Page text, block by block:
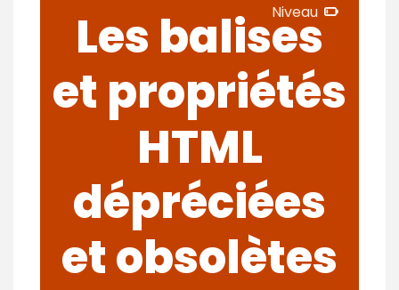
Niveau
a
Les balises
et propriétés
HTML
dépréciées
et obsolètes